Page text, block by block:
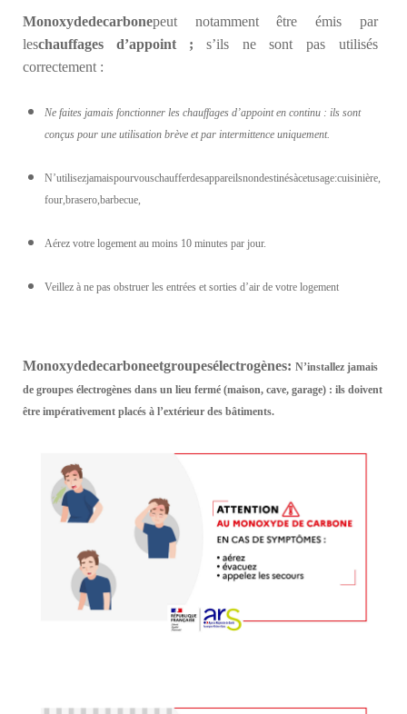
Monoxydedecarbonepeut notamment être émis par
leschauffages d’appoint; s’ils ne sont pas utilisés
correctement :
Ne faites jamais fonctionner les chauffages d’appoint en continu : ils sont
conçus pour une utilisation brève et par intermittence uniquement.
N’utilisezjamaispourvouschaufferdesappareilsnondestinésàcetusage:cuisinière,
four,brasero,barbecue,
Aérez votre logement au moins 10 minutes par jour.
Veillez à ne pas obstruer les entrées et sorties d’air de votre logement
Monoxydedecarboneetgroupesélectrogènes: N’installez jamais
de groupes électrogènes dans un lieu fermé (maison, cave, garage) : ils doivent
être impérativement placés à l’extérieur des bâtiments.